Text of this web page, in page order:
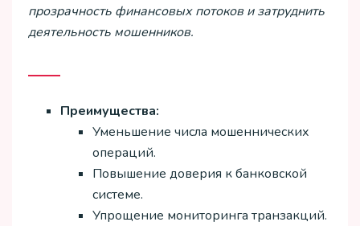
прозрачность финансовых потоков и затруднить
деятельность мошенников.
Преимущества:
Уменьшение числа мошеннических
операций.
Повышение доверия к банковской
системе.
Упрощение мониторинга транзакций.